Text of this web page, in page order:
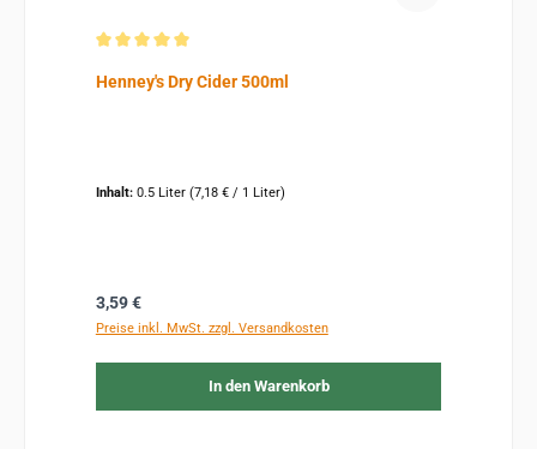
Henney's Dry Cider 500ml
Inhalt: 0.5 Liter (7,18 € / 1 Liter)
Regulärer Preis:
3,59 €
Preise inkl. MwSt. zzgl. Versandkosten
In den Warenkorb